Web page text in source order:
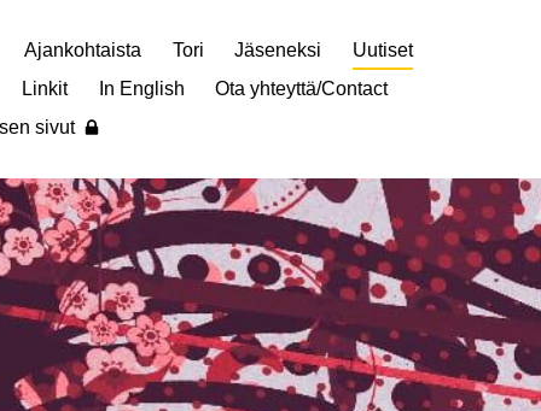
Ajankohtaista Tori Jäseneksi
Uutiset
Linkit In English
Ota yhteyttä/Contact
sivut